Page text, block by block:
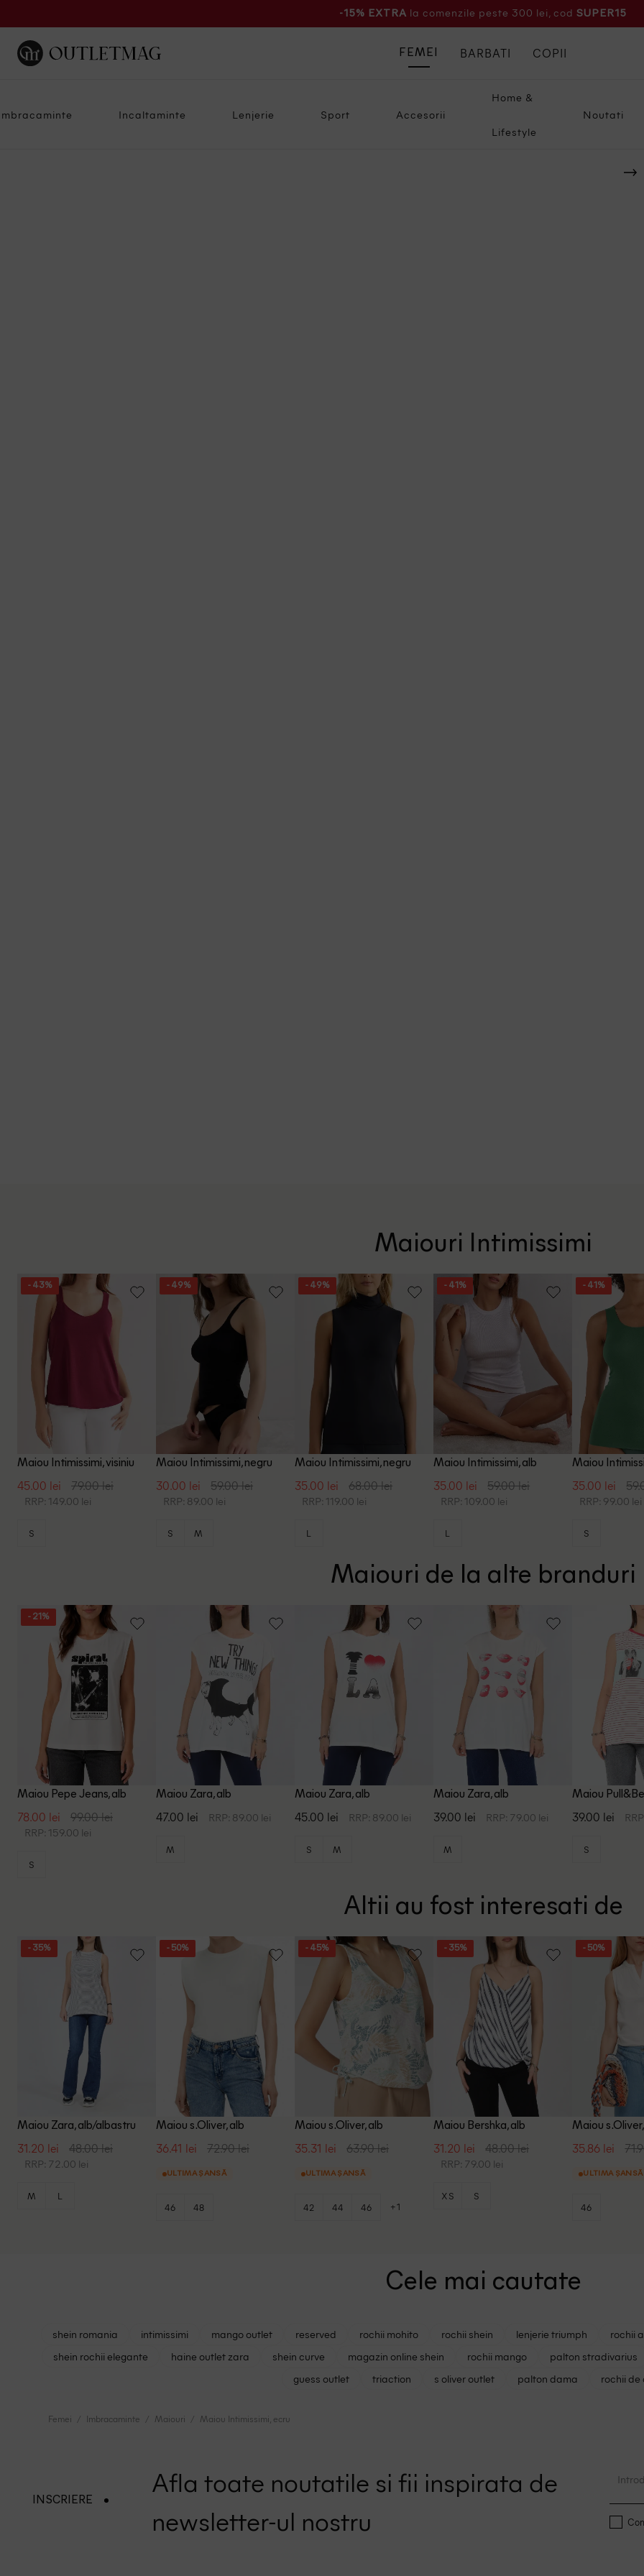
-15% EXTRA la comenzile peste 300 lei, cod SUPER15
Incaltaminte Lenjerie Sport Accesorii
Home &
Lifestyle
Noutati
FEMEI BARBATI COPII
Maiouri Intimissimi
- 43%
Maiou Intimissimi, visiniu
45.00 lei 79.00 lei
RRP: 149.00 lei
S
- 49%
Maiou Intimissimi, negru
30.00 lei 59.00 lei
RRP: 89.00 lei
S M
- 49%
Maiou Intimissimi, negru
35.00 lei 68.00 lei
RRP: 119.00 lei
L
- 41%
Maiou Intimissimi, alb
35.00 lei 59.00 lei
RRP: 109.00 lei
L
- 41%
Maiou
35.00 lei
RRP: 99.00 lei
S
Maiouri de la alte branduri
- 21%
Maiou Pepe Jeans, alb
78.00 lei 99.00 lei
RRP: 159.00 lei
S
Maiou Zara, alb
47.00 lei RRP: 89.00 lei
M
Maiou Zara, alb
45.00 lei RRP: 89.00 lei
S M
Maiou Zara, alb
39.00 lei RRP: 79.00 lei
M
Maiou
39.00 lei
S
Altii au fost interesati de
- 35%
Maiou Zara, alb/albastru
31.20 lei 48.00 lei
RRP: 72.00 lei
M L
- 50%
Maiou s.Oliver, alb
36.41 lei 72.90 lei
ULTIMA ȘANSĂ
46 48
- 45%
Maiou s.Oliver, alb
35.31 lei 63.90 lei
ULTIMA ȘANSĂ
42 44 46 +1
- 35%
Maiou Bershka, alb
31.20 lei 48.00 lei
RRP: 79.00 lei
XS S
- 50%
Maiou
35.86 lei
ULTIMA ȘANSĂ
46
Cele mai cautate
shein romania intimissimi mango outlet reserved rochii mohito rochii shein lenjerie triumph rochii
shein rochii elegante
haine outlet zara shein curve magazin online shein rochii mango palton stradivarius
guess outlet
triaction s oliver outlet palton dama rochii de
Femei Imbracaminte Maiouri Maiou Intimissimi, ecru
INSCRIERE
Afla toate noutatile si fii inspirata de
newsletter-ul nostru